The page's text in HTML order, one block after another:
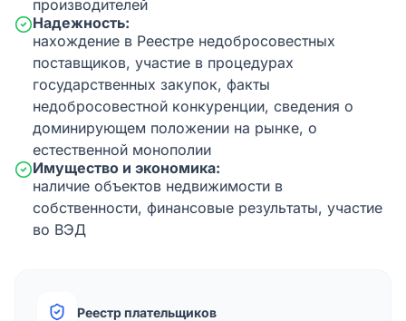
производителей
Надежность:
нахождение в Реестре недобросовестных
поставщиков, участие в процедурах
государственных закупок, факты
недобросовестной конкуренции, сведения о
доминирующем положении на рынке, о
естественной монополии
Имущество и экономика:
наличие объектов недвижимости в
собственности, финансовые результаты, участие
во ВЭД
Реестр плательщиков